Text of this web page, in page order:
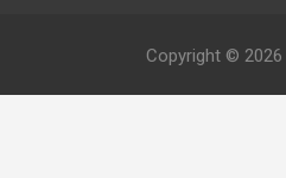
Copyright © 2026